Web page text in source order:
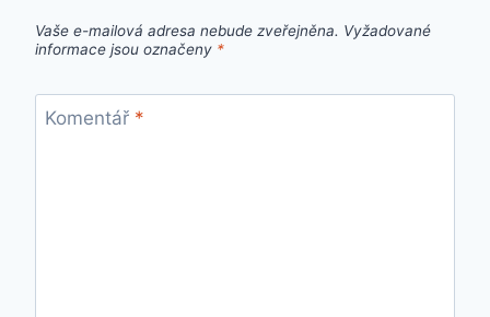
Vaše e-mailová adresa nebude zveřejněna. Vyžadované
informace jsou označeny *
Komentář *